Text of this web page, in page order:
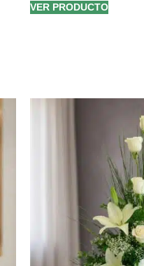
VER PRODUCTO